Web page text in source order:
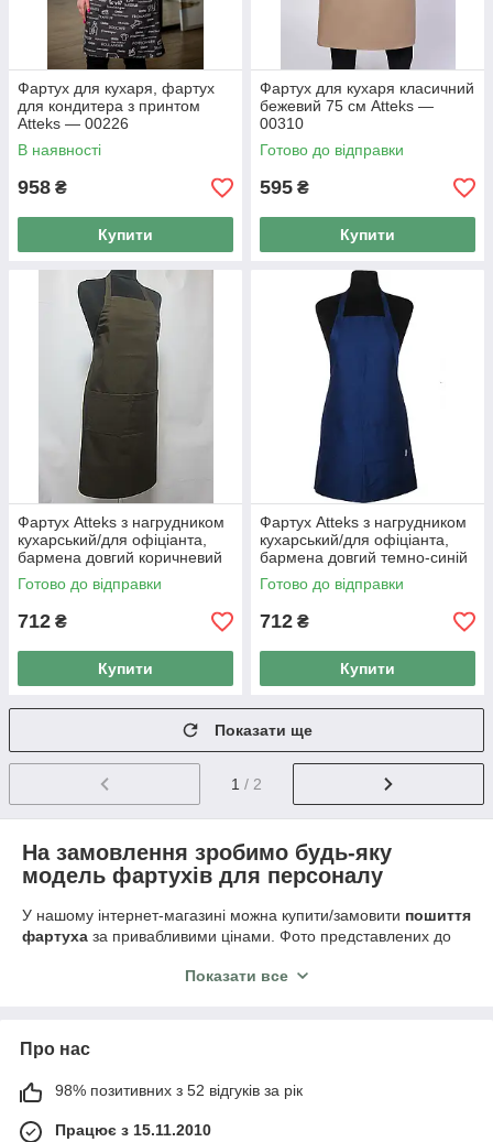
Фартух для кухаря, фартух
для кондитера з принтом
Atteks — 00226
В наявності
958 ₴
Купити
Фартух для кухаря класичний
бежевий 75 см Atteks —
00310
Готово до відправки
595 ₴
Купити
Фартух Atteks з нагрудником
кухарський/для офіціанта,
бармена довгий коричневий
— 00205
Готово до відправки
712 ₴
Купити
Фартух Atteks з нагрудником
кухарський/для офіціанта,
бармена довгий темно-синій
— 00207
Готово до відправки
712 ₴
Купити
Показати ще
1 / 2
На замовлення зробимо будь-яку
модель фартухів для персоналу
У нашому інтернет-магазині можна купити/замовити пошиття
фартуха за привабливими цінами. Фото представлених до
можливо, там вже є те, що ви шукаєте.Чоловічі, жіночі,
Знаємо, як зшити красиві, зручні
свою базу лекал, завдяки якій, всі фартухи зручні і практичні
Показати все
Про нас
98% позитивних з 52 відгуків за рік
Працює з 15.11.2010